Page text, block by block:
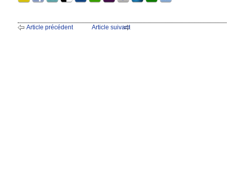
Article précédent Article suivant